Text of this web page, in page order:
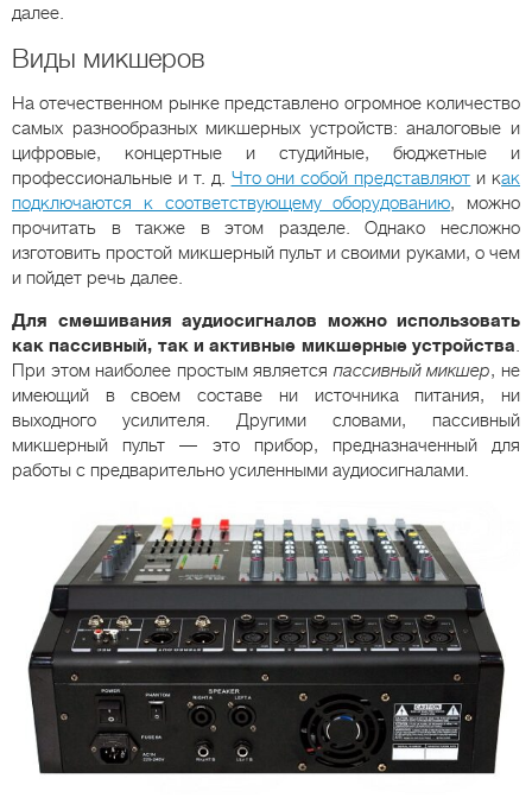
далее.
Виды микшеров
На отечественном рынке представлено огромное количество
самых разнообразных микшерных устройств: аналоговые и
цифровые, концертные и студийные, бюджетные и
профессиональные и т. д. Что они собой представляют и как
подключаются к соответствующему оборудованию, можно
прочитать в также в этом разделе. Однако несложно
изготовить простой микшерный пульт и своими руками, о чем
и пойдет речь далее.
Для смешивания аудиосигналов можно использовать
как пассивный, так и активные микшерные устройства.
При этом наиболее простым является пассивный микшер, не
имеющий в своем составе ни источника питания, ни
выходного усилителя. Другими словами, пассивный
микшерный пульт — это прибор, предназначенный для
работы с предварительно усиленными аудиосигналами.